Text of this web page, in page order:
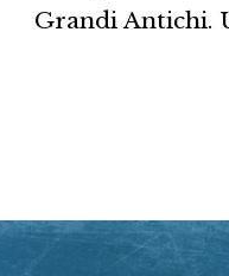
Grandi Antichi.